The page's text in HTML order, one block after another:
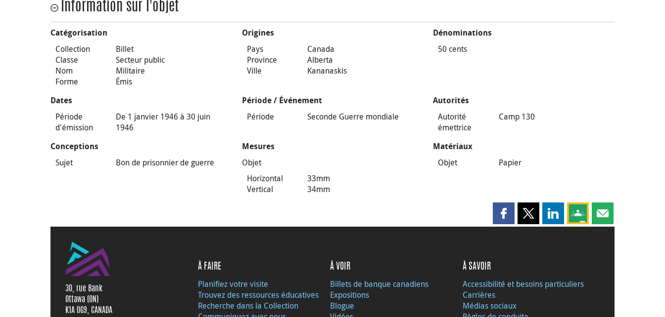
Information sur l'objet
Catégorisation
Collection
Billet
Classe
Secteur public
Nom
Militaire
Forme
Émis
Origines
Pays
Canada
Province
Alberta
Ville
Kananaskis
Dénominations
50 cents
Dates
Période
d'émission
De 1 janvier 1946 à 30 juin
1946
Période / Événement
Période Seconde Guerre mondiale
Autorités
Autorité
émettrice
Camp 130
Conceptions
Sujet Bon de prisonnier de guerre
Mesures
Objet
Horizontal
33mm
Vertical
34mm
Matériaux
Objet Papier
Partager cette page sur Facebook
Partager cette page sur X
Partager cette page sur
Partagez cette page sur
Partager cette
30, rue Bank
Ottawa (ON)
K1A 0G9, CANADA
À FAIRE
Planifiez votre visite
Trouvez des ressources éducatives
Recherche dans la Collection
À VOIR
Billets de banque canadiens
Expositions
Blogue
À SAVOIR
Accessibilité et besoins particuliers
Carrières
Médias sociaux